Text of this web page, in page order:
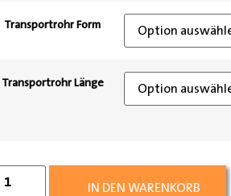
Transportrohr Form
Transportrohr Länge
IN DEN WARENKORB